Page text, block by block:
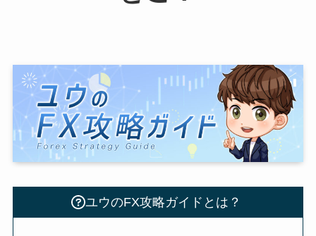
ユウのFX攻略ガイドとは？